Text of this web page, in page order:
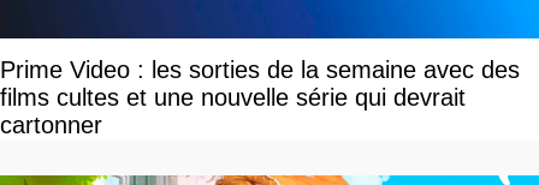
Prime Video : les sorties de la semaine avec des
films cultes et une nouvelle série qui devrait
cartonner